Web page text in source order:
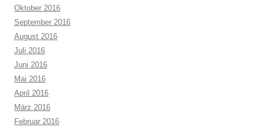
Oktober 2016
September 2016
August 2016
Juli 2016
Juni 2016
Mai 2016
April 2016
März 2016
Februar 2016